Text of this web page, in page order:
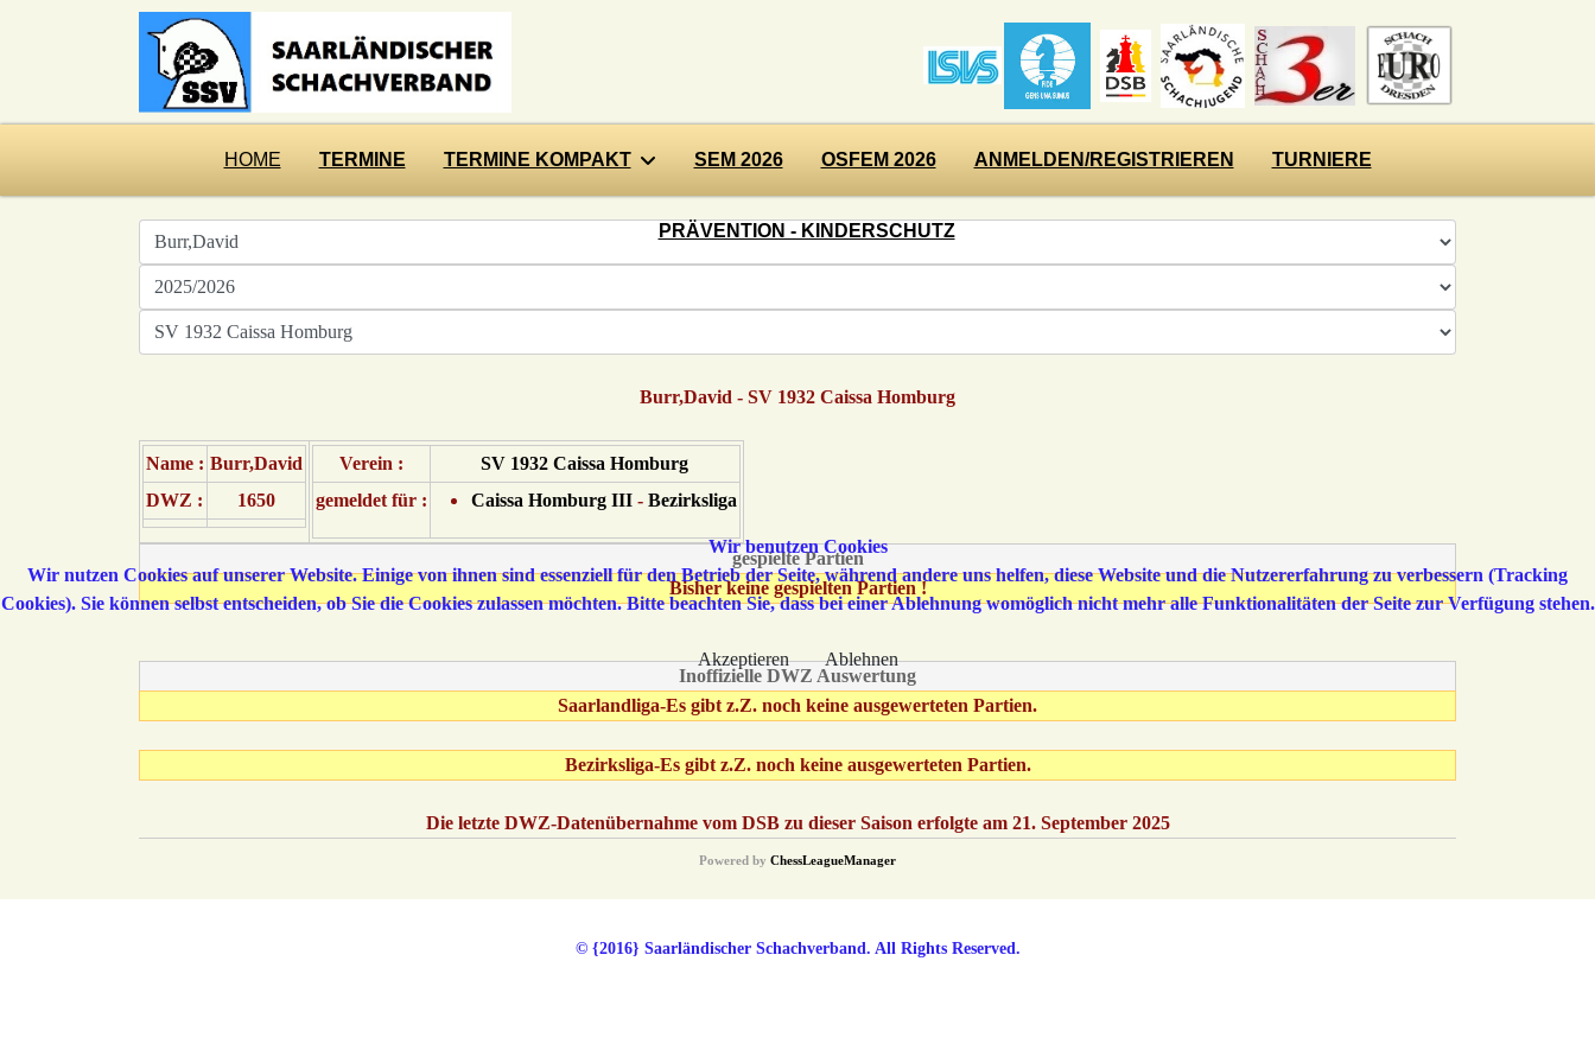
HOME TERMINE TERMINE KOMPAKT SEM 2026 OSFEM 2026 ANMELDEN/REGISTRIEREN TURNIERE
PRÄVENTION - KINDERSCHUTZ
Burr,David - SV 1932 Caissa Homburg
Name : Burr,David
DWZ :
1650
Verein :
SV 1932 Caissa Homburg
gemeldet für :
Caissa Homburg III- Bezirksliga
gespielte Partien
Bisher keine gespielten Partien !
Inoffizielle DWZ Auswertung
Saarlandliga-Es gibt z.Z. noch keine ausgewerteten Partien.
Bezirksliga-Es gibt z.Z. noch keine ausgewerteten Partien.
Die letzte DWZ-Datenübernahme vom DSB zu dieser Saison erfolgte am 21. September 2025
Powered by ChessLeagueManager
© {2016} Saarländischer Schachverband. All Rights Reserved.
Wir benutzen Cookies
Wir nutzen Cookies auf unserer Website. Einige von ihnen sind essenziell für den Betrieb der Seite, während andere uns helfen, diese Website und die Nutzererfahrung zu verbessern (Tracking
Cookies). Sie können selbst entscheiden, ob Sie die Cookies zulassen möchten. Bitte beachten Sie, dass bei einer Ablehnung womöglich nicht mehr alle Funktionalitäten der Seite zur Verfügung stehen.
Akzeptieren Ablehnen